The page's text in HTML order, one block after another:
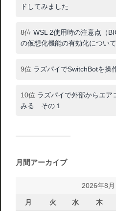
ドしてみました
8位 WSL 2使用時の注意点（
の仮想化機能の有効化について
9位 ラズパイでSwitchBotを操
10位 ラズパイで外部からエア
みる その１
月間アーカイブ
2026年8月
月 火 水 木